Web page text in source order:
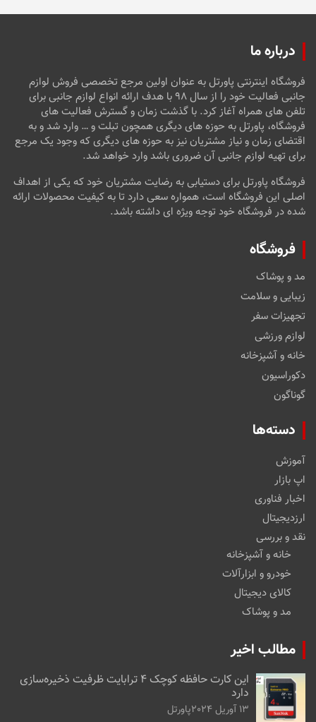
درباره ما
فروشگاه اینترنتی پاورتل به عنوان اولین مرجع تخصصی فروش لوازم
جانبی فعالیت خود را از سال ۹۸ با هدف ارائه انواع لوازم جانبی برای
تلفن های همراه آغاز کرد. با گذشت زمان و گسترش فعالیت های
فروشگاه، پاورتل به حوزه های دیگری همچون تبلت و … وارد شد و به
اقتضای زمان و نیاز مشتریان نیز به حوزه های دیگری که وجود یک مرجع
برای تهیه لوازم جانبی آن ضروری باشد وارد خواهد شد.
فروشگاه پاورتل برای دستیابی به رضایت مشتریان خود که یکی از اهداف
اصلی این فروشگاه است، همواره سعی دارد تا به کیفیت محصولات ارائه
شده در فروشگاه خود توجه ویژه ای داشته باشد.
فروشگاه
مد و پوشاک
زیبایی و سلامت
تجهیزات سفر
لوازم ورزشی
خانه و آشپزخانه
دکوراسیون
گوناگون
دسته‌ها
آموزش
اپ بازار
اخبار فناوری
ارزدیجیتال
نقد و بررسی
خانه و آشپزخانه
خودرو و ابزارآلات
کالای دیجیتال
مد و پوشاک
مطالب اخیر
این کارت حافظه کوچک ۴ ترابایت ظرفیت ذخیره‌سازی
دارد
13 آوریل 2024 پاورتل